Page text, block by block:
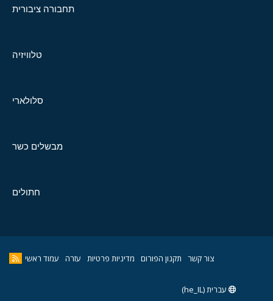
תחבורה ציבורית
טלוויזיה
סלולארי
מבשלים כשר
חתולים
צור קשר תקנון הפורום מדיניות פרטיות עזרה עמוד ראשי
עברית (he_IL)